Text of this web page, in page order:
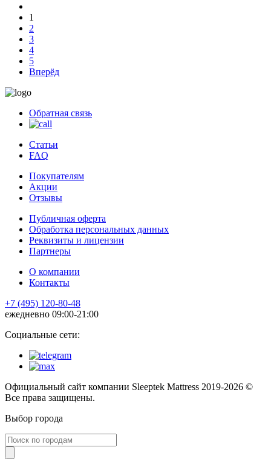
1
2
3
4
5
Вперёд
Обратная связь
Статьи
FAQ
Покупателям
Акции
Отзывы
Публичная оферта
Обработка персональных данных
Реквизиты и лицензии
Партнеры
О компании
Контакты
+7 (495) 120-80-48
ежедневно 09:00-21:00
Социальные сети:
Официальный сайт компании Sleeptek Mattress 2019-2026 ©
Все права защищены.
Выбор города